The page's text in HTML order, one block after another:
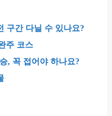
구간 다닐 수 있나요?
주 코스
, 꼭 접어야 하나요?